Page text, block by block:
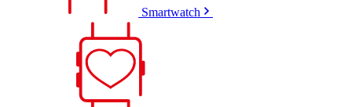
Smartwatch